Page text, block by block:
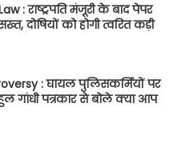
: राष्ट्रपति मंजूरी के बाद पेपर
दोषियों को होगी त्वरित कड़ी
: घायल पुलिसकर्मियों पर
गांधी पत्रकार से बोले क्या आप